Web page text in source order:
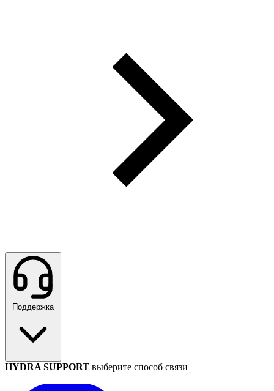
Поддержка
HYDRA SUPPORT выберите способ связи